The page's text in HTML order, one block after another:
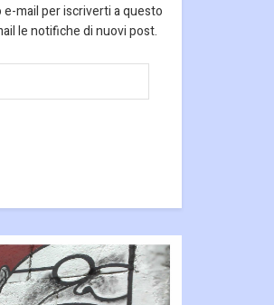
mail per iscriverti a questo
le notifiche di nuovi post.